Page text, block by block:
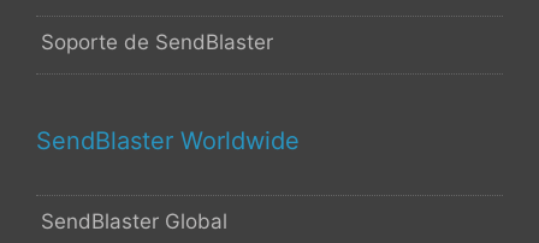
Soporte de SendBlaster
SendBlaster Worldwide
SendBlaster Global